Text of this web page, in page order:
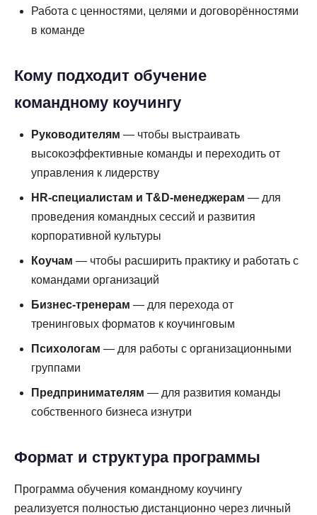
Работа с ценностями, целями и договорённостями
в команде
Кому подходит обучение
командному коучингу
Руководителям — чтобы выстраивать
высокоэффективные команды и переходить от
управления к лидерству
HR-специалистам и T&D-менеджерам — для
проведения командных сессий и развития
корпоративной культуры
Коучам — чтобы расширить практику и работать с
командами организаций
Бизнес-тренерам — для перехода от
тренинговых форматов к коучинговым
Психологам — для работы с организационными
группами
Предпринимателям — для развития команды
собственного бизнеса изнутри
Формат и структура программы
Программа обучения командному коучингу
реализуется полностью дистанционно через личный